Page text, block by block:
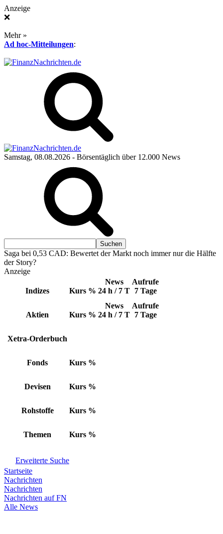
Anzeige
❌
Mehr »
Ad hoc-Mitteilungen:
Samstag, 08.08.2026 - Börsentäglich über 12.000 News
Saga bei 0,53 CAD: Bewertet der Markt noch immer nur die Hälfte
der Story?
Anzeige
Indizes Kurs %
News
24 h / 7 T
Aufrufe
7 Tage
Aktien Kurs %
News
24 h / 7 T
Aufrufe
7 Tage
Xetra-Orderbuch
Fonds Kurs %
Devisen Kurs %
Rohstoffe Kurs %
Themen Kurs %
Erweiterte Suche
Startseite
Nachrichten
Nachrichten
Nachrichten auf FN
Alle News